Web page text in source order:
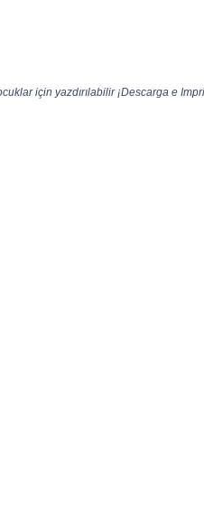
için yazdırılabilir ¡Descarga e